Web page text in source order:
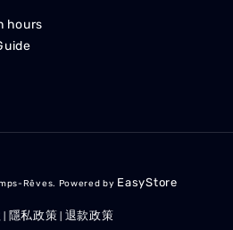
hours
Rêves. Powered by EasyStore
隱私政策 退款政策